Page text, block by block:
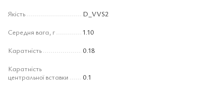
Якість
D_VVS2
Середня вага, г
1.10
Каратність
0.18
Каратність
центральної вставки
0.1